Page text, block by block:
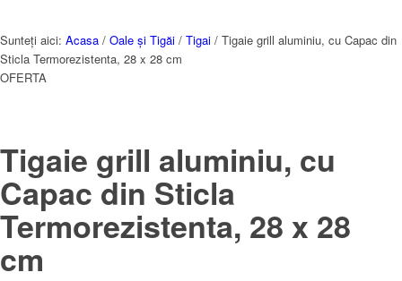
Sunteți aici: Acasa / Oale și Tigăi / Tigai / Tigaie grill aluminiu, cu Capac din
Sticla Termorezistenta, 28 x 28 cm
OFERTA
Tigaie grill aluminiu, cu
Capac din Sticla
Termorezistenta, 28 x 28
cm